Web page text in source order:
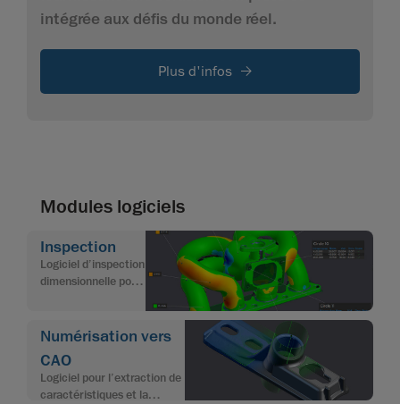
intégrée aux défis du monde réel.
Plus d'infos
Modules logiciels
Inspection
Logiciel d’inspection
dimensionnelle pour
Numérisation vers
CAO
Logiciel pour l’extraction de
caractéristiques et la